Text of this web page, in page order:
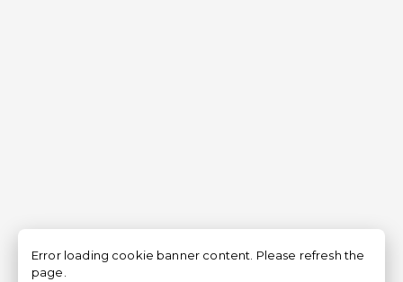
Error loading cookie banner content. Please refresh the
page.